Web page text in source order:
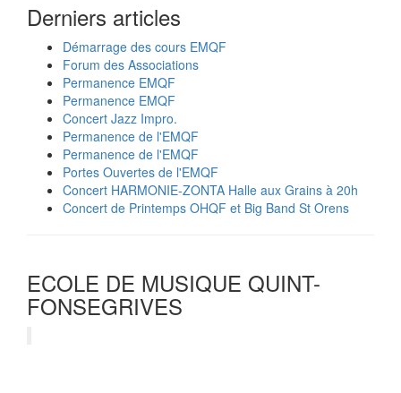
Derniers articles
Démarrage des cours EMQF
Forum des Associations
Permanence EMQF
Permanence EMQF
Concert Jazz Impro.
Permanence de l'EMQF
Permanence de l'EMQF
Portes Ouvertes de l'EMQF
Concert HARMONIE-ZONTA Halle aux Grains à 20h
Concert de Printemps OHQF et Big Band St Orens
ECOLE DE MUSIQUE QUINT-
FONSEGRIVES